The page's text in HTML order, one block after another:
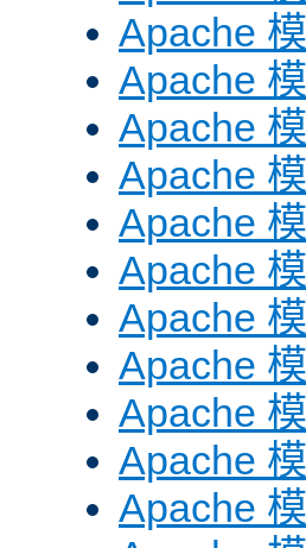
Apache
Apache
Apache
Apache
Apache
Apache
Apache
Apache
Apache
Apache
Apache